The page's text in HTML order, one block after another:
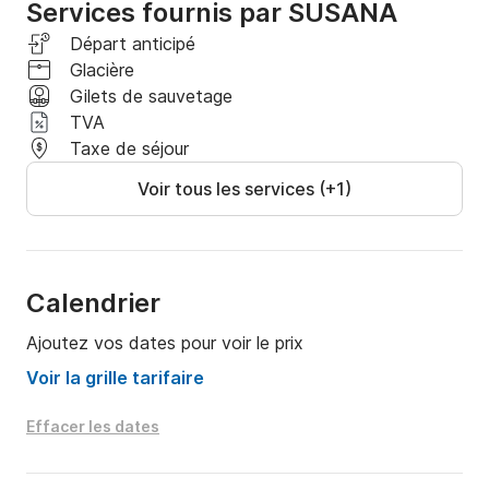
Services fournis par SUSANA
Départ anticipé
Glacière
Gilets de sauvetage
TVA
Taxe de séjour
Voir tous les services (+1)
Calendrier
Ajoutez vos dates pour voir le prix
Voir la grille tarifaire
Effacer les dates